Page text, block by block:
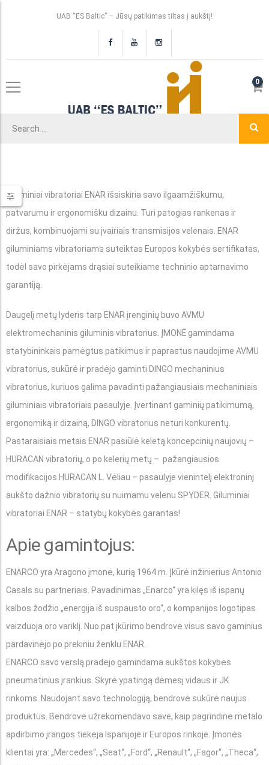
UAB “ES Baltic” – Jūsų patikimas tiltas į aukštį!
0
Giluminiai vibratoriai ENAR išsiskiria savo ilgaamžiškumu,
patvarumu ir ergonomišku dizainu. Turi patogias rankenas ir
diržus, kombinuojami su įvairiais transmisijos velenais. ENAR
giluminiams vibratoriams suteiktas Europos kokybės sertifikatas,
todėl savo pirkėjams drąsiai suteikiame techninio aptarnavimo
garantiją.
Daugelį metų lyderis tarp ENAR įrenginių buvo AVMU
elektromechaninis giluminis vibratorius. ĮMONĖ gamindama
statybininkais pamėgtus patikimus ir paprastus naudojime AVMU
vibratorius, sukūrė ir pradėjo gaminti DINGO mechaninius
vibratorius, kuriuos galima pavadinti pažangiausiais mechaniniais
giluminiais vibratoriais pasaulyje. Įvertinant gaminių patikimumą,
ergonomiką ir dizainą, DINGO vibratorius neturi konkurentų.
Pastaraisiais metais ENAR pasiūlė keletą koncepcinių naujovių –
HURACAN vibratorių, o po kelerių metų – pažangiausios
modifikacijos HURACAN L. Vėliau – pasaulyje vienintelį elektroninį
aukšto dažnio vibratorių su nuimamu velenu SPYDER. Giluminiai
vibratoriai ENAR – statybų kokybės garantas!
Apie gamintojus:
ENARCO yra Aragono įmonė, kurią 1964 m. Įkūrė inžinierius Antonio
Casals su partneriais. Pavadinimas „Enarco“ yra kilęs iš ispanų
kalbos žodžio „energija iš suspausto oro“, o kompanijos logotipas
vaizduoja oro variklį. Nuo pat įkūrimo bendrovė visus savo gaminius
pardavinėjo po prekiniu ženklu ENAR.
ENARCO savo verslą pradėjo gamindama aukštos kokybės
pneumatinius įrankius. Skyrė ypatingą dėmesį vidaus ir JK
rinkoms. Naudojant savo technologiją, bendrovė sukūrė naujus
produktus. Bendrovė užrekomendavo save, kaip pagrindinė metalo
apdirbimo įrangos tiekėja Ispanijoje ir Europos rinkoje. Įmonės
klientai yra: „Mercedes“, „Seat“, „Ford“, „Renault“, „Fagor“, „Theca“,